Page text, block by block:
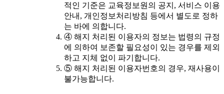
적인 기준은 교육정보원의 공지, 서비스 이용
안내, 개인정보처리방침 등에서 별도로 정하
는 바에 의합니다.
④ 해지 처리된 이용자의 정보는 법령의 규정
에 의하여 보존할 필요성이 있는 경우를 제외
하고 지체 없이 파기합니다.
⑤ 해지 처리된 이용자번호의 경우, 재사용이
불가능합니다.